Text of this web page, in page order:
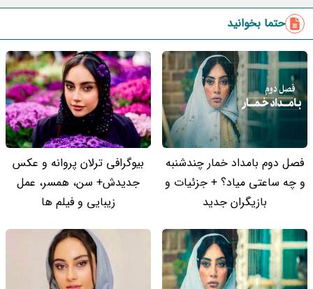
حتما بخوانید
فصل دوم بامداد خمار چندشنبه
و چه ساعتی میاد؟ + جزئیات و
بازیگران جدید
بیوگرافی ترلان پروانه و عکس
جدیدش+ سن، همسر، عمل
زیبایی و فیلم ها